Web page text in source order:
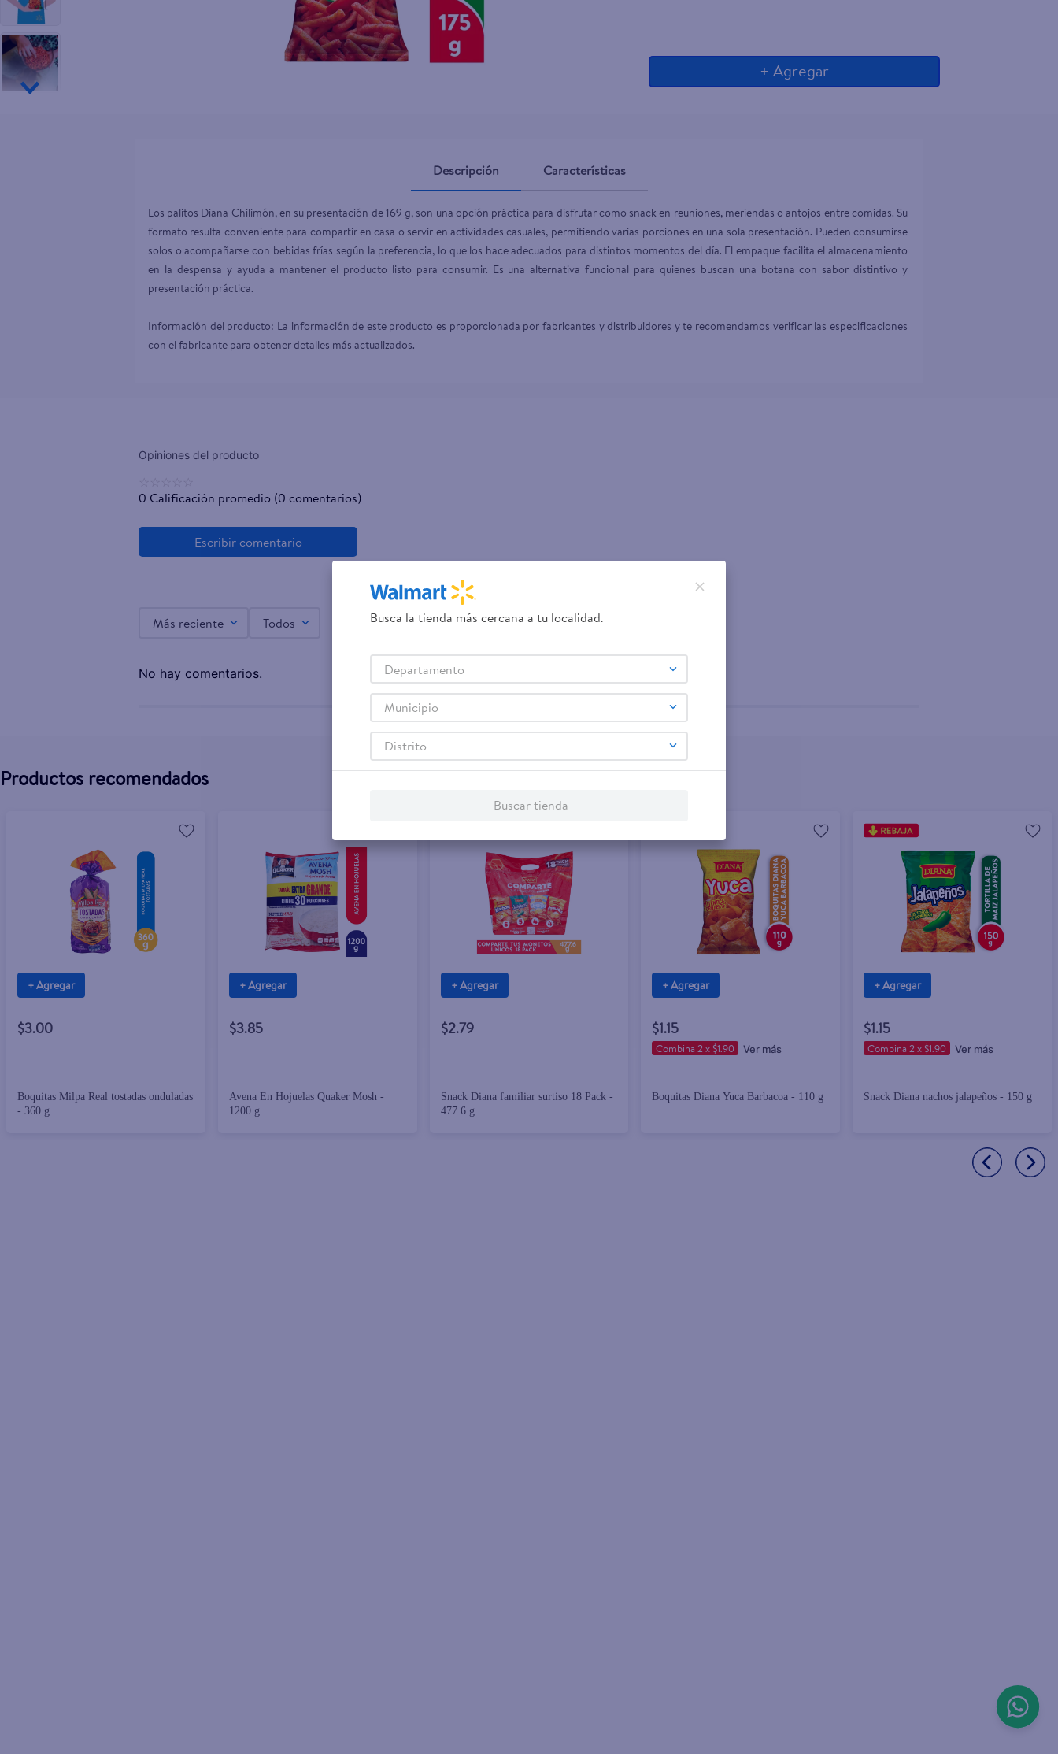
+ Agregar
Descripción Características
Los palitos Diana Chilimón, en su presentación de 169 g, son una opción práctica para disfrutar como snack en reuniones, meriendas o antojos entre comidas. Su
formato resulta conveniente para compartir en casa o servir en actividades casuales, permitiendo varias porciones en una sola presentación. Pueden consumirse
solos o acompañarse con bebidas frías según la preferencia, lo que los hace adecuados para distintos momentos del día. El empaque facilita el almacenamiento
en la despensa y ayuda a mantener el producto listo para consumir. Es una alternativa funcional para quienes buscan una botana con sabor distintivo y
presentación práctica.
Información del producto: La información de este producto es proporcionada por fabricantes y distribuidores y te recomendamos verificar las especificaciones
con el fabricante para obtener detalles más actualizados.
0 Calificación promedio (0 comentarios)
Más reciente Todos
No hay comentarios.
Productos recomendados
+ Agregar
$3.00
Boquitas Milpa Real tostadas onduladas
- 360 g
+ Agregar
$3.85
Avena En Hojuelas Quaker Mosh -
1200 g
+ Agregar
$2.79
Snack Diana familiar surtiso 18 Pack -
477.6 g
+ Agregar
$1.15
Combina 2 x $1.90
Boquitas Diana Yuca Barbacoa - 110 g
+ Agregar
$1.15
Combina 2 x $1.90
Snack Diana nachos jalapeños - 150 g
Busca la tienda más cercana a tu localidad.
Departamento
Municipio
Distrito
Buscar tienda
pampers